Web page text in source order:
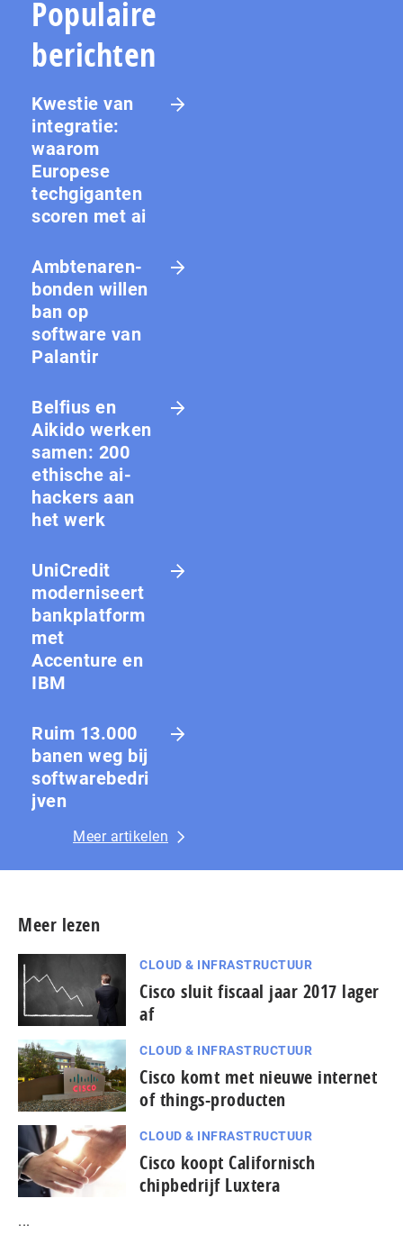
Populaire
berichten
Kwestie van
integratie:
waarom
Europese
techgiganten
scoren met ai
Amb­te­na­ren­
bon­den willen
ban op
software van
Palantir
Belfius en
Aikido werken
samen: 200
ethische ai-
hackers aan
het werk
UniCredit
moderniseert
bankplatform
met
Accenture en
IBM
Ruim 13.000
banen weg bij
softwarebedri
jven
Meer artikelen
Meer lezen
CLOUD & INFRASTRUCTUUR
Cisco sluit fiscaal jaar 2017 lager
af
CLOUD & INFRASTRUCTUUR
Cisco komt met nieuwe internet
of things-producten
CLOUD & INFRASTRUCTUUR
Cisco koopt Californisch
chipbedrijf Luxtera
...